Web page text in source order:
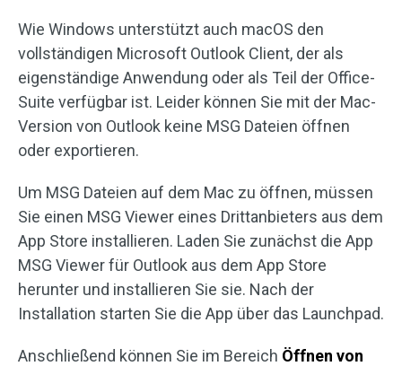
Wie Windows unterstützt auch macOS den
vollständigen Microsoft Outlook Client, der als
eigenständige Anwendung oder als Teil der Office-
Suite verfügbar ist. Leider können Sie mit der Mac-
Version von Outlook keine MSG Dateien öffnen
oder exportieren.
Um MSG Dateien auf dem Mac zu öffnen, müssen
Sie einen MSG Viewer eines Drittanbieters aus dem
App Store installieren. Laden Sie zunächst die App
MSG Viewer für Outlook aus dem App Store
herunter und installieren Sie sie. Nach der
Installation starten Sie die App über das Launchpad.
Anschließend können Sie im Bereich Öffnen von